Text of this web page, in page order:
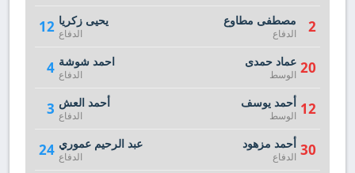
12 يحيى زكريا
الدفاع
4 احمد شوشة
الدفاع
3 أحمد العش
الدفاع
24 عبد الرحيم عموري
الدفاع
2 مصطفى مطاوع
الدفاع
20 عماد حمدى
الوسط
12 أحمد يوسف
الوسط
30 أحمد مزهود
الدفاع